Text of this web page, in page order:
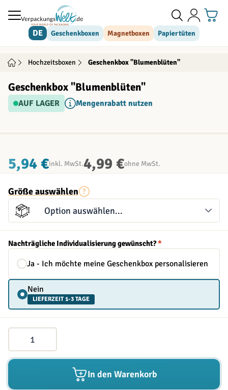
Direkt zum Inhalt
DE Geschenkboxen Magnetboxen Papiertüten
Hochzeitsboxen Geschenkbox "Blumenblüten"
Geschenkbox "Blumenblüten"
AUF LAGER Mengenrabatt nutzen
5,94 €inkl. MwSt.4,99 €ohne MwSt.
Größe auswählen
Nachträgliche Individualisierung gewünscht?*
Ja - Ich möchte meine Geschenkbox personalisieren
Nein
LIEFERZEIT 1-3 TAGE
In den Warenkorb